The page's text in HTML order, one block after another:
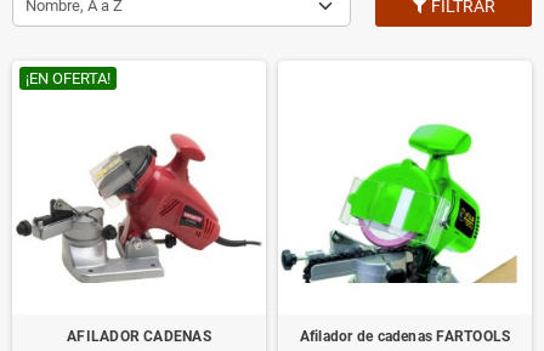
Nombre, A a Z FILTRAR
¡EN OFERTA!
AFILADOR CADENAS
Afilador de cadenas FARTOOLS